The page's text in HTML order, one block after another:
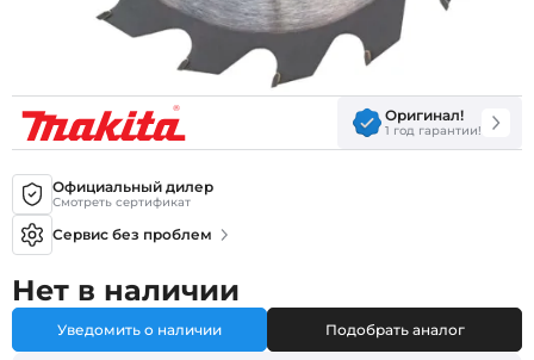
Оригинал!
1 год гарантии!
Официальный дилер
Смотреть сертификат
Сервис без проблем
Нет в наличии
Уведомить о наличии Подобрать аналог